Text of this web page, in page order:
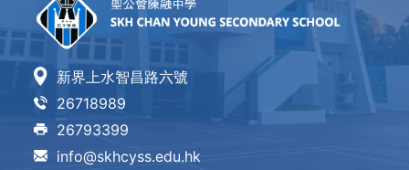
新界上水智昌路六號
26718989
26793399
info@skhcyss.edu.hk